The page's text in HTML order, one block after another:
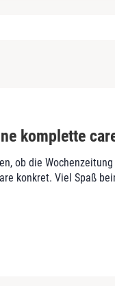
komplette
ob die
konkret. Viel Spaß